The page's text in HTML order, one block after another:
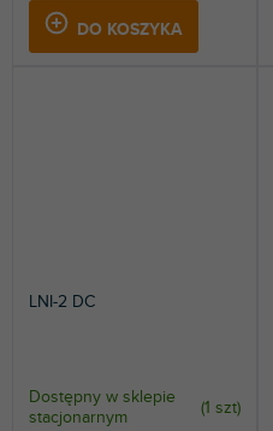
DO KOSZYKA
LNI-2 DC
Dostępny w sklepie
stacjonarnym
(1 szt)